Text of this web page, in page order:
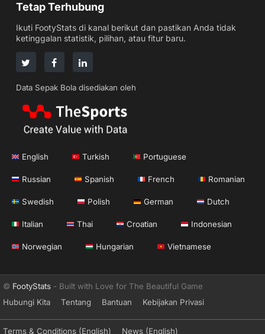
Tetap Terhubung
Ikuti FootyStats di kanal berikut dan pastikan Anda tidak
ketinggalan statistik, pilihan, atau fitur baru.
Data Sepak Bola disediakan oleh
English Turkish Portuguese
Russian Spanish French Romanian
Swedish Polish German Dutch
Italian Thai Croatian Indonesian
Norwegian Hungarian Vietnamese
© FootyStats - Built with Love for The Beautiful Game
Hubungi Kita
Tentang Bantuan Kebijakan Privasi
Terms & Conditions (English) News (English)